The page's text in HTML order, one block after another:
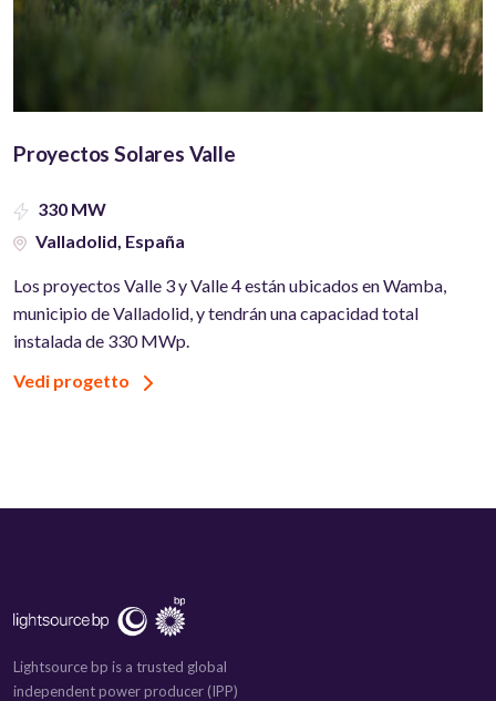
Proyectos Solares Valle
330 MW
Valladolid, España
Los proyectos Valle 3 y Valle 4 están ubicados en Wamba,
municipio de Valladolid, y tendrán una capacidad total
instalada de 330 MWp.
Vedi progetto
Lightsource bp is a trusted global
independent power producer (IPP)